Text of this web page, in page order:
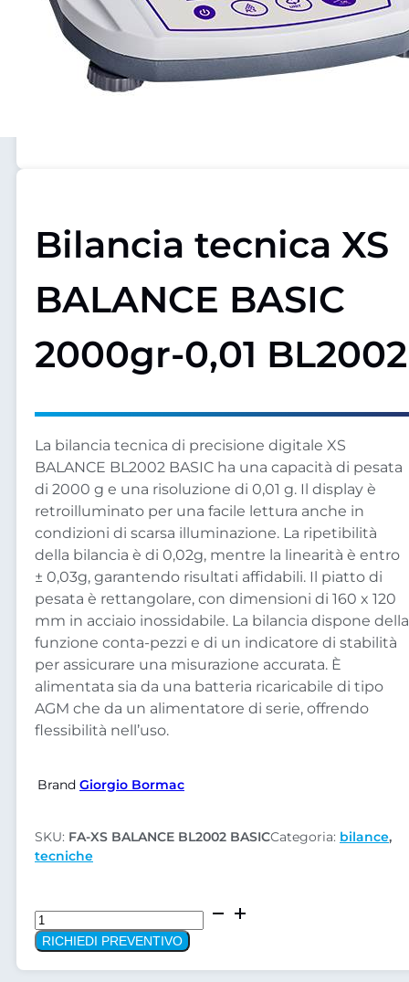
Bilancia tecnica XS
BALANCE BASIC
2000gr-0,01 BL2002
La bilancia tecnica di precisione digitale XS
BALANCE BL2002 BASIC ha una capacità di pesata
di 2000 g e una risoluzione di 0,01 g. Il display è
retroilluminato per una facile lettura anche in
condizioni di scarsa illuminazione. La ripetibilità
della bilancia è di 0,02g, mentre la linearità è entro
± 0,03g, garantendo risultati affidabili. Il piatto di
pesata è rettangolare, con dimensioni di 160 x 120
mm in acciaio inossidabile. La bilancia dispone della
funzione conta-pezzi e di un indicatore di stabilità
per assicurare una misurazione accurata. È
alimentata sia da una batteria ricaricabile di tipo
AGM che da un alimentatore di serie, offrendo
flessibilità nell’uso.
Brand Giorgio Bormac
SKU: FA-XS BALANCE BL2002 BASICCategoria: bilance,
tecniche
Bilancia
tecnica
XSRICHIEDI PREVENTIVO